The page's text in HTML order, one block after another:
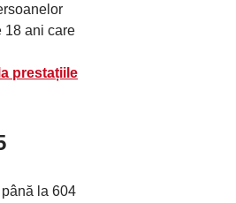
18 ani care
prestațiile
la 604